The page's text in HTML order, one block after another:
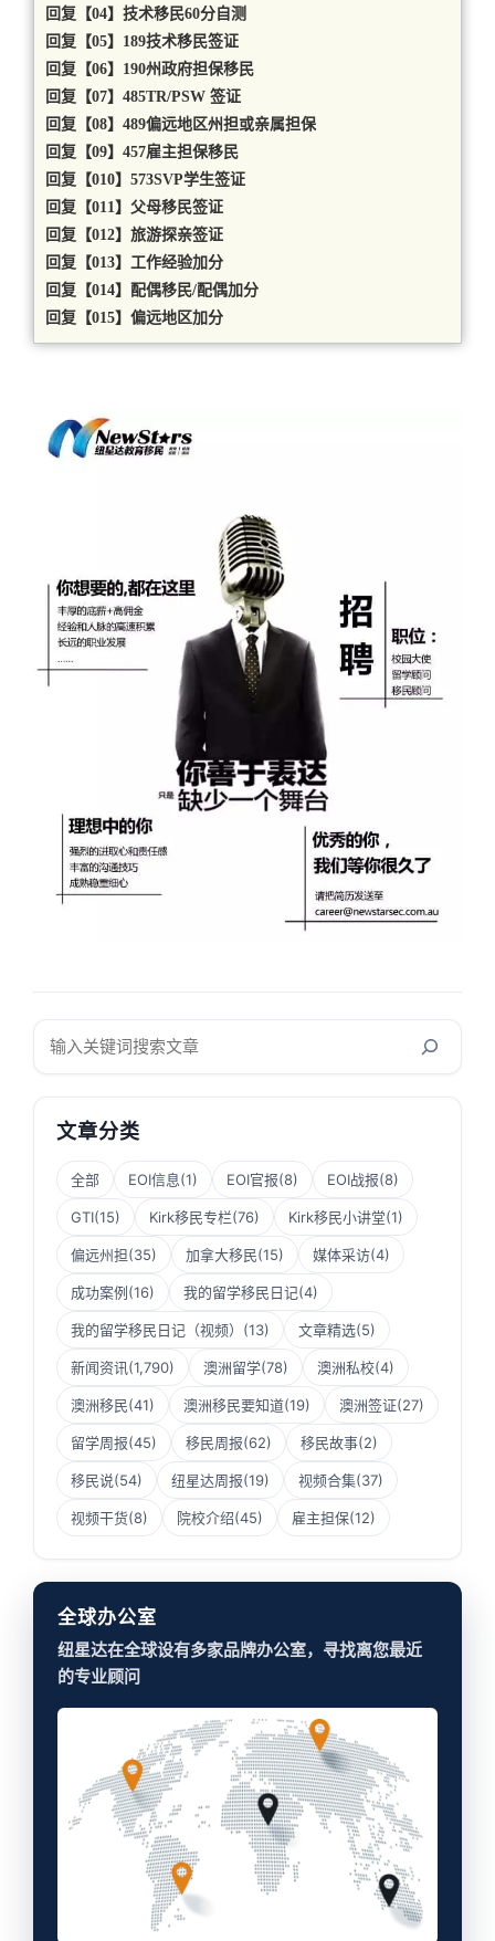
回复【04】技术移民60分自测
回复【05】189技术移民签证
回复【06】190州政府担保移民
回复【07】485TR/PSW 签证
回复【08】489偏远地区州担或亲属担保
回复【09】457雇主担保移民
回复【010】573SVP学生签证
回复【011】父母移民签证
回复【012】旅游探亲签证
回复【013】工作经验加分
回复【014】配偶移民/配偶加分
回复【015】偏远地区加分
搜
文章分类
全部 EOI信息(1) EOI官报(8) EOI战报(8)
GTI(15) Kirk移民专栏(76) Kirk移民小讲堂(1)
偏远州担(35) 加拿大移民(15) 媒体采访(4)
成功案例(16) 我的留学移民日记(4)
我的留学移民日记（视频） (13) 文章精选(5)
新闻资讯(1,790) 澳洲留学(78) 澳洲私校(4)
澳洲移民(41) 澳洲移民要知道(19) 澳洲签证(27)
留学周报(45) 移民周报(62) 移民故事(2)
移民说(54) 纽星达周报(19) 视频合集(37)
视频干货(8) 院校介绍(45) 雇主担保(12)
全球办公室
纽星达在全球设有多家品牌办公室，寻找离您最近
的专业顾问